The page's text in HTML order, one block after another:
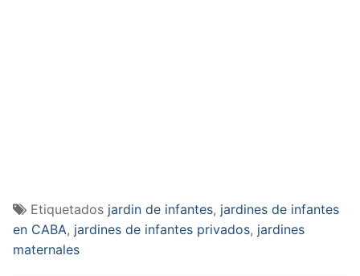
Etiquetados jardin de infantes, jardines de infantes
en CABA, jardines de infantes privados, jardines
maternales